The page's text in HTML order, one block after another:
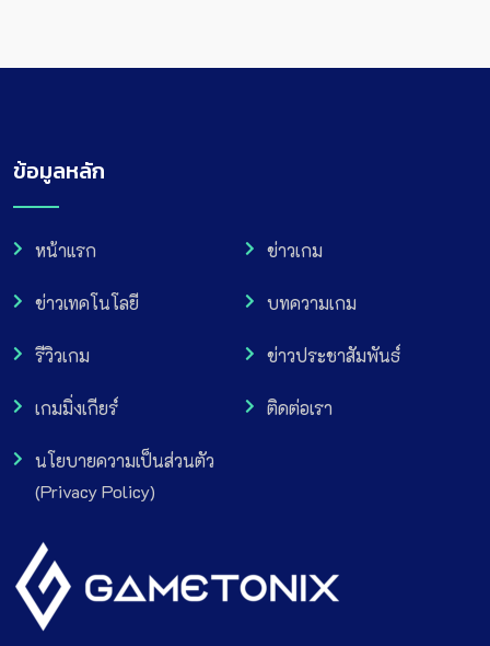
ข้อมูลหลัก
หน้าแรก ข่าวเกม
ข่าวเทคโนโลยี บทความเกม
รีวิวเกม ข่าวประชาสัมพันธ์
เกมมิ่งเกียร์ ติดต่อเรา
นโยบายความเป็นส่วนตัว
(Privacy Policy)